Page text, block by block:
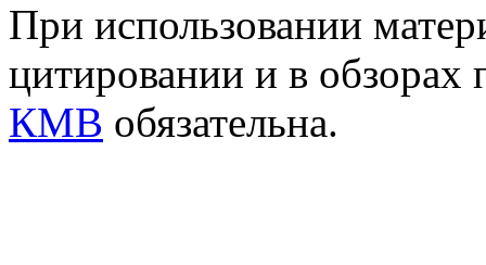
При использовании
цитировании и в обзорах
КМВ обязательна.